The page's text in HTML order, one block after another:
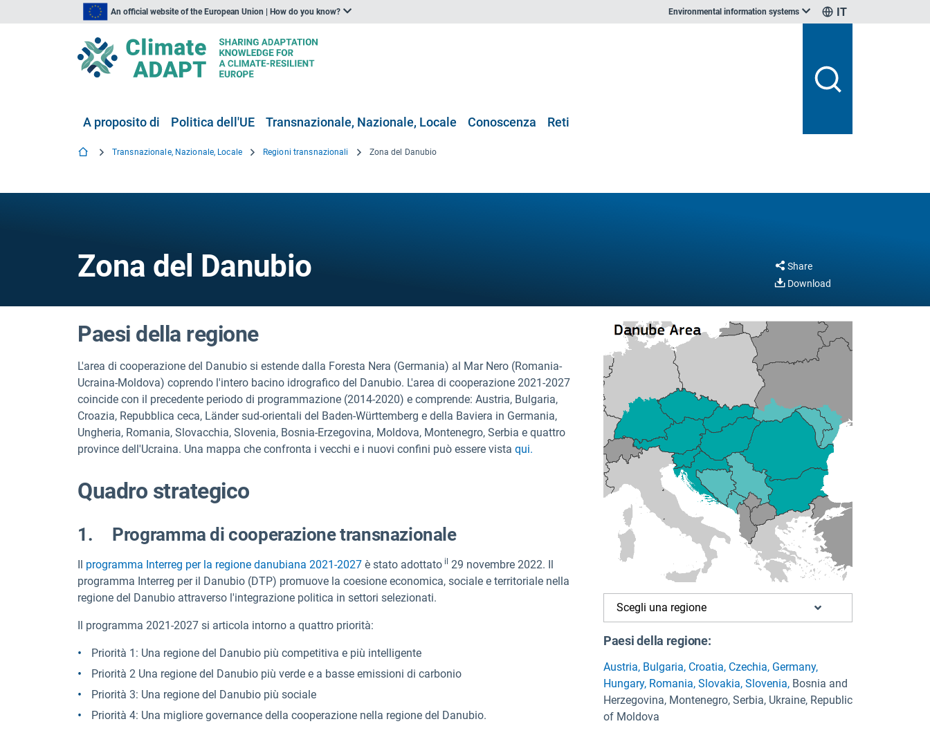
An official website of the European Union | How do you know? Environmental information systems IT
A proposito di Politica dell'UE Transnazionale, Nazionale, Locale Conoscenza Reti
Transnazionale, Nazionale, Locale Regioni transnazionali Zona del Danubio
Zona del Danubio
Share
Download
Paesi della regione
L'area di cooperazione del Danubio si estende dalla Foresta Nera (Germania) al Mar Nero (Romania-
Ucraina-Moldova) coprendo l'intero bacino idrografico del Danubio. L'area di cooperazione 2021-2027
coincide con il precedente periodo di programmazione (2014-2020) e comprende: Austria, Bulgaria,
Croazia, Repubblica ceca, Länder sud-orientali del Baden-Württemberg e della Baviera in Germania,
Ungheria, Romania, Slovacchia, Slovenia, Bosnia-Erzegovina, Moldova, Montenegro, Serbia e quattro
province dell'Ucraina. Una mappa che confronta i vecchi e i nuovi confini può essere vista qui.
Quadro strategico
1. Programma di cooperazione transnazionale
Il programma Interreg per la regione danubiana 2021-2027 è stato adottato il
29 novembre 2022. Il
programma Interreg per il Danubio (DTP) promuove la coesione economica, sociale e territoriale nella
regione del Danubio attraverso l'integrazione politica in settori selezionati.
Il programma 2021-2027 si articola intorno a quattro priorità:
Priorità 1: Una regione del Danubio più competitiva e più intelligente
Priorità 2 Una regione del Danubio più verde e a basse emissioni di carbonio
Priorità 3: Una regione del Danubio più sociale
Priorità 4: Una migliore governance della cooperazione nella regione del Danubio.
Scegli una regione
Paesi della regione:
Austria, Bulgaria, Croatia, Czechia, Germany,
Hungary, Romania, Slovakia, Slovenia, Bosnia and
Herzegovina, Montenegro, Serbia, Ukraine, Republic
of Moldova